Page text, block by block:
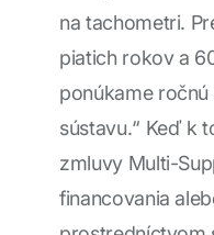
na tachometri.
piatich rokov a
ponúkame ročnú
sústavu.“ Keď k
zmluvy Multi-
financovania